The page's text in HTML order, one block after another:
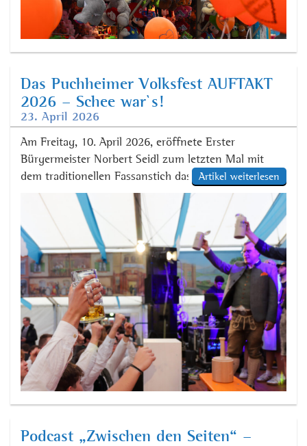
Das Puchheimer Volksfest AUFTAKT
2026 – Schee war`s!
23. April 2026
Am Freitag, 10. April 2026, eröffnete Erster
Bürgermeister Norbert Seidl zum letzten Mal mit
dem traditionellen Fassanstich das Puchheimer
Volksfest AUFTAKT 2026. Das Freibier der Brauerei
Hacker-Pschorr kam beim zahlreich erschienenen
partyfreudigen Publikum wie immer sehr gut an.
Anschließend heizte die Partyband Zruck zu Dir dem
vollen Festzelt ordentlich ein. Für gute Laune bei
den […]
Artikel weiterlesen
Podcast „Zwischen den Seiten“ –